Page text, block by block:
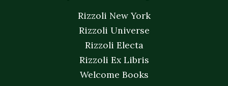
Rizzoli New York
Rizzoli Universe
Rizzoli Electa
Rizzoli Ex Libris
Welcome Books